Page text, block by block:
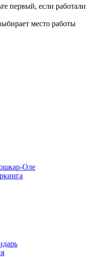
первый, если работали
место работы
Оле